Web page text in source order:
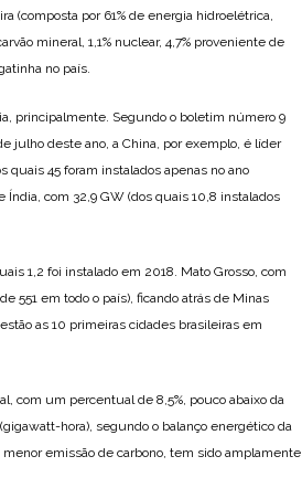
(composta por 61% de energia hidroelétrica,
mineral, 1,1% nuclear, 4,7% proveniente de
no país.
principalmente. Segundo o boletim número 9
julho deste ano, a China, por exemplo, é líder
quais 45 foram instalados apenas no ano
com 32,9 GW (dos quais 10,8 instalados
1,2 foi instalado em 2018. Mato Grosso, com
551 em todo o país), ficando atrás de Minas
as 10 primeiras cidades brasileiras em
com um percentual de 8,5%, pouco abaixo da
hora), segundo o balanço energético da
menor emissão de carbono, tem sido amplamente